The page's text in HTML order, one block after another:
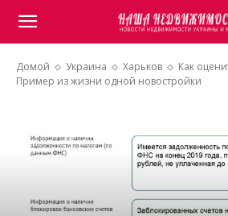
Домой Украина Харьков
Как
Пример из жизни одной новостройки